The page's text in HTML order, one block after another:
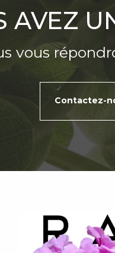
AVEZ
vous
Contactez-